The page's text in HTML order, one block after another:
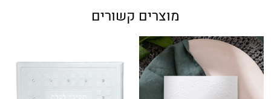
מוצרים קשורים